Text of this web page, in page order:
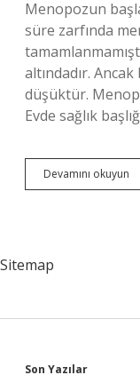
Menopozun
süre zarfında
altındadır.
düşüktür.
Evde sağlık
Devamını okuyun
Sitemap
Sidebar
Son Yazılar